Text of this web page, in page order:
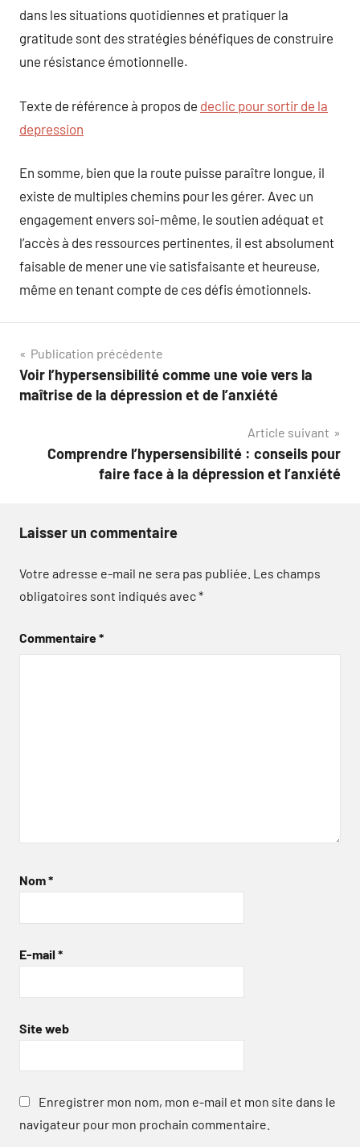
dans les situations quotidiennes et pratiquer la
gratitude sont des stratégies bénéfiques de construire
une résistance émotionnelle.
Texte de référence à propos de declic pour sortir de la
depression
En somme, bien que la route puisse paraître longue, il
existe de multiples chemins pour les gérer. Avec un
engagement envers soi-même, le soutien adéquat et
l’accès à des ressources pertinentes, il est absolument
faisable de mener une vie satisfaisante et heureuse,
même en tenant compte de ces défis émotionnels.
Navigation
de
Publication précédente
Voir l’hypersensibilité comme une voie vers la
maîtrise de la dépression et de l’anxiété
Article suivant
Comprendre l’hypersensibilité : conseils pour
faire face à la dépression et l’anxiété
Laisser un commentaire
Votre adresse e-mail ne sera pas publiée. Les champs
obligatoires sont indiqués avec*
Commentaire*
Nom*
E-mail *
Site web
Enregistrer mon nom, mon e-mail et mon site dans le
navigateur pour mon prochain commentaire.